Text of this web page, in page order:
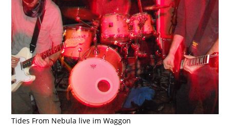
Tides From Nebula live im Waggon